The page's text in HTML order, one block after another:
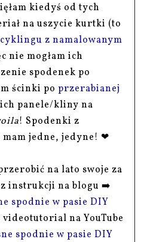
kiedyś od tych
na uszycie kurtki (to
z namalowanym
nie mogłam ich
spodenek po
ścinki poprzerabianej
panele/kliny na
! Spodenki z
jedne, jedyne! ❤
na lato swoje za
instrukcji na blogu ➡️
spodnie w pasie DIY
na YouTube
spodnie w pasie DIY